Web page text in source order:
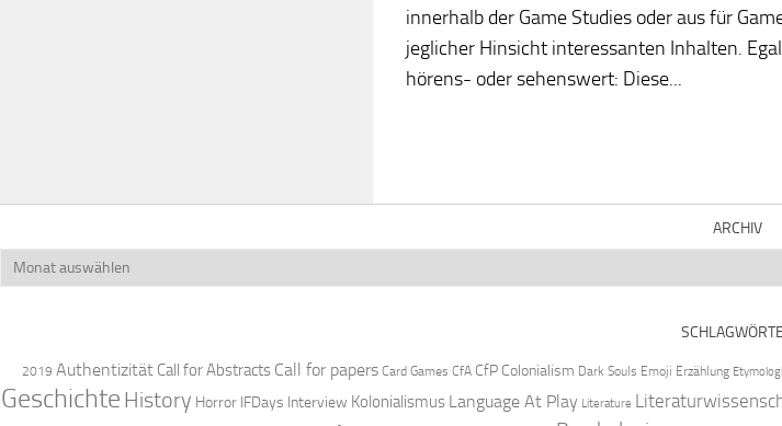
innerhalb der Game Studies oder aus für
jeglicher Hinsicht interessanten Inhalten.
hörens- oder sehenswert: Diese...
ARCHIV
Archiv
2019 Authentizität Call for Abstracts Call for papers Card Games CfA CfP Colonialism Dark Souls Emoji Erzählung
Geschichte History Horror IFDays Interview Kolonialismus Language At Play Literature